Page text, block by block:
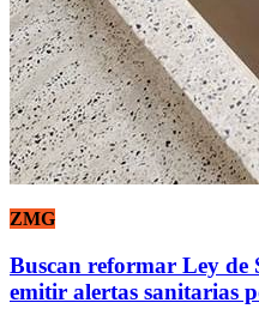
ZMG
Buscan reformar Ley de
emitir alertas sanitarias